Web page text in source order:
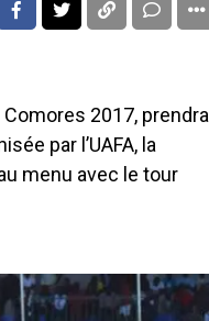
2017, prendra
par l’UAFA, la
menu avec le tour